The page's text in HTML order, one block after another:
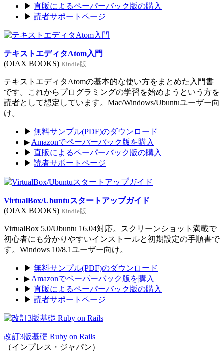
▶ 直販によるペーパーバック版の購入
▶ 読者サポートページ
テキストエディタAtom入門
(OIAX BOOKS) Kindle版
テキストエディタAtomの基本的な使い方をまとめた入門書
です。これからプログラミングの学習を始めようという方を
読者として想定しています。Mac/Windows/Ubuntuユーザー向
け。
▶ 無料サンプル(PDF)のダウンロード
▶ Amazonでペーパーバック版を購入
▶ 直販によるペーパーバック版の購入
▶ 読者サポートページ
VirtualBox/Ubuntuスタートアップガイド
(OIAX BOOKS) Kindle版
VirtualBox 5.0/Ubuntu 16.04対応。スクリーンショット満載で
初心者にも分かりやすいインストールと初期設定の手順書で
す。Windows 10/8.1ユーザー向け。
▶ 無料サンプル(PDF)のダウンロード
▶ Amazonでペーパーバック版を購入
▶ 直販によるペーパーバック版の購入
▶ 読者サポートページ
改訂3版基礎 Ruby on Rails
（インプレス・ジャパン）